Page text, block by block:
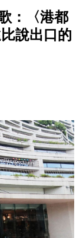
：〈港都
說出口的